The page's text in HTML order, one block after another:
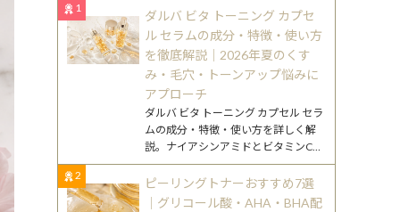
1
ダルバ ビタ トーニング カプセ
ル セラムの成分・特徴・使い方
を徹底解説｜2026年夏のくす
み・毛穴・トーンアップ悩みに
アプローチ
ダルバ ビタ トーニング カプセル セラ
ムの成分・特徴・使い方を詳しく解
説。ナイアシンアミドとビタミンC誘
導体に着目し、30代混合肌へのアプ
ローチもわかりやすく紹介します。
2
ピーリングトナーおすすめ7選
｜グリコール酸・AHA・BHA配